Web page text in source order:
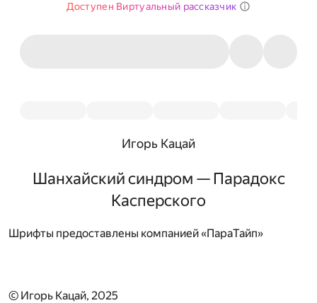
Доступен Виртуальный рассказчик
Игорь Кацай
Шанхайский синдром — Парадокс
Касперского
Шрифты предоставлены компанией «ПараТайп»
© Игорь Кацай, 2025